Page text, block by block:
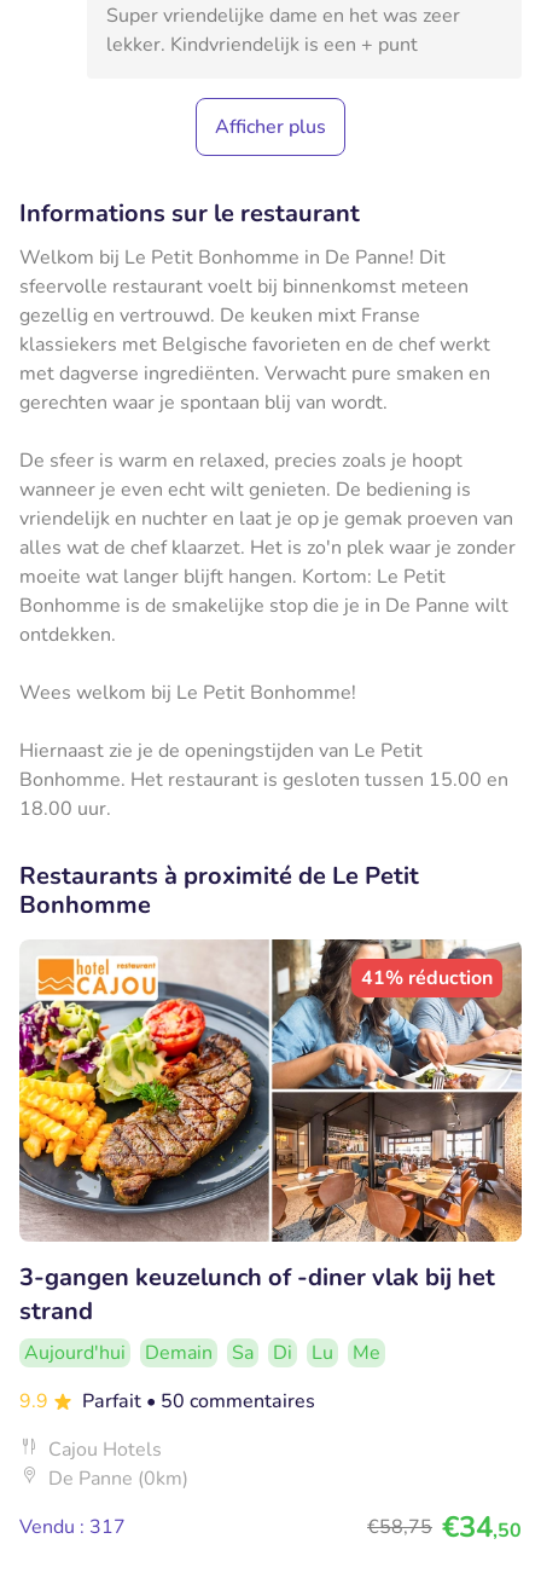
Super vriendelijke dame en het was zeer
lekker. Kindvriendelijk is een + punt
Afficher plus
Informations sur le restaurant
Welkom bij Le Petit Bonhomme in De Panne! Dit
sfeervolle restaurant voelt bij binnenkomst meteen
gezellig en vertrouwd. De keuken mixt Franse
klassiekers met Belgische favorieten en de chef werkt
met dagverse ingrediënten. Verwacht pure smaken en
gerechten waar je spontaan blij van wordt.
De sfeer is warm en relaxed, precies zoals je hoopt
wanneer je even echt wilt genieten. De bediening is
vriendelijk en nuchter en laat je op je gemak proeven van
alles wat de chef klaarzet. Het is zo'n plek waar je zonder
moeite wat langer blijft hangen. Kortom: Le Petit
Bonhomme is de smakelijke stop die je in De Panne wilt
ontdekken.
Wees welkom bij Le Petit Bonhomme!
Hiernaast zie je de openingstijden van Le Petit
Bonhomme. Het restaurant is gesloten tussen 15.00 en
18.00 uur.
Restaurants à proximité de Le Petit
Bonhomme
41% réduction
3-gangen keuzelunch of -diner vlak bij het
strand
Aujourd'hui Demain Sa Di Lu
Me
9.9
Parfait • 50 commentaires
Cajou Hotels
De Panne (0km)
Vendu : 317
€58,75 €34,50